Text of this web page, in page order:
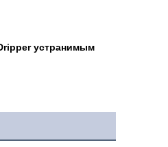
устранимым